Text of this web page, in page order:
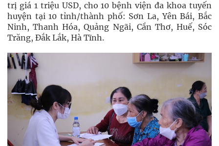
trị giá 1 triệu USD, cho 10 bệnh viện đa khoa tuyến
huyện tại 10 tỉnh/thành phố: Sơn La, Yên Bái, Bắc
Ninh, Thanh Hóa, Quảng Ngãi, Cần Thơ, Huế, Sóc
Trăng, Đắk Lắk, Hà Tĩnh.